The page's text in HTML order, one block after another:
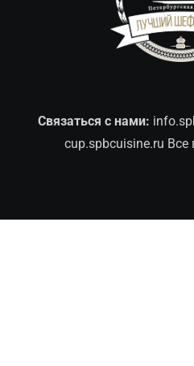
Связаться с нами:
cup.spbcuisine.ru